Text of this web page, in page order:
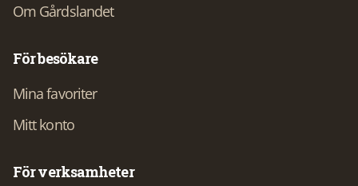
Om Gårdslandet
För besökare
Mina favoriter
Mitt konto
För verksamheter